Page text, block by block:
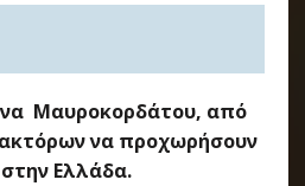
 Μαυροκορδάτου, από
να προχωρήσουν
Ελλάδα.